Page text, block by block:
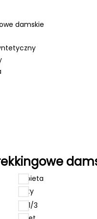
damskie
przy palcach
(brak możliwości
referencyjny
typowo zimowymi z
kobieta
buty
39 1/3